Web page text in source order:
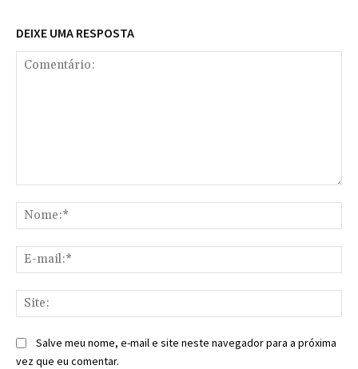
DEIXE UMA RESPOSTA
Salve meu nome, e-mail e site neste navegador para a próxima
vez que eu comentar.